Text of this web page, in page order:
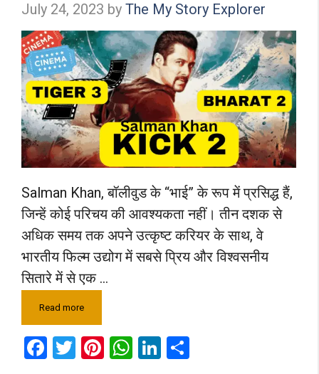
July 24, 2023 by The My Story Explorer
Salman Khan, बॉलीवुड के “भाई” के रूप में प्रसिद्ध हैं,
जिन्हें कोई परिचय की आवश्यकता नहीं। तीन दशक से
अधिक समय तक अपने उत्कृष्ट करियर के साथ, वे
भारतीय फिल्म उद्योग में सबसे प्रिय और विश्वसनीय
सितारे में से एक …
Read more
F
T
Pi W Li